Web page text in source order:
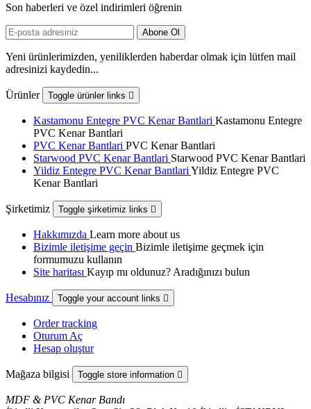
Son haberleri ve özel indirimleri öğrenin
Yeni ürünlerimizden, yeniliklerden haberdar olmak için lütfen mail
adresinizi kaydedin...
Ürünler Toggle ürünler links 
Kastamonu Entegre PVC Kenar Bantlari Kastamonu Entegre
PVC Kenar Bantlari
PVC Kenar Bantlari PVC Kenar Bantlari
Starwood PVC Kenar Bantlari Starwood PVC Kenar Bantlari
Yildiz Entegre PVC Kenar Bantlari Yildiz Entegre PVC
Kenar Bantlari
Şirketimiz Toggle şirketimiz links 
Hakkımızda Learn more about us
Bizimle iletişime geçin Bizimle iletişime geçmek için
formumuzu kullanın
Site haritası Kayıp mı oldunuz? Aradığınızı bulun
Hesabınız Toggle your account links 
Order tracking
Oturum Aç
Hesap oluştur
Mağaza bilgisi Toggle store information 
MDF & PVC Kenar Bandı